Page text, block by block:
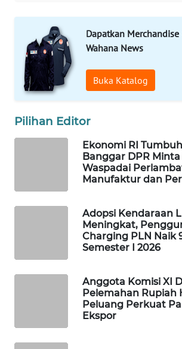
Dapatkan
Wahana News
Buka Katalog
Pilihan Editor
Ekonomi RI
Banggar DPR
Waspadai
Manufaktur dan
Adopsi Kendaraan
Meningkat,
Charging PLN Naik
Semester I 2026
Anggota Komisi XI
Pelemahan Rupiah
Peluang Perkuat
Ekspor
WAHANA
LISTRIK
WAHANA
TRAVEL
TV
WAHANANEWS
CO ID
WAHANA
UMKM